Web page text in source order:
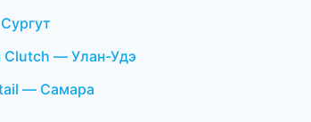
Clutch — Улан-Удэ
— Самара